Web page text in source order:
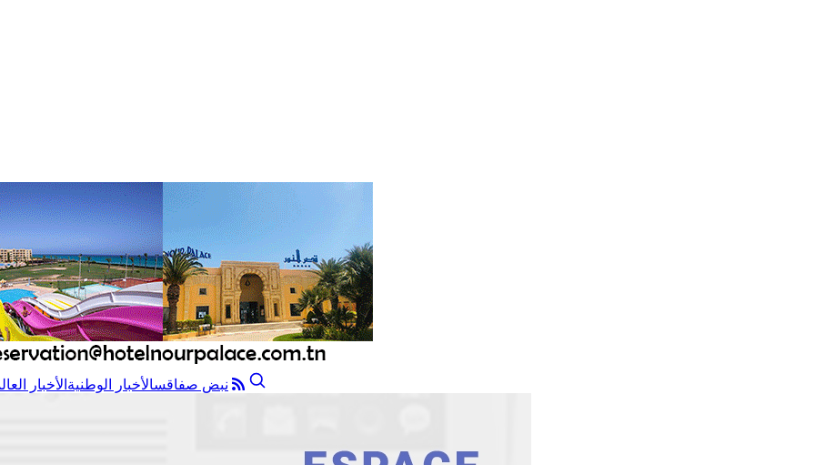
نبض صفاقسالأخبار الوطنية الأخبار